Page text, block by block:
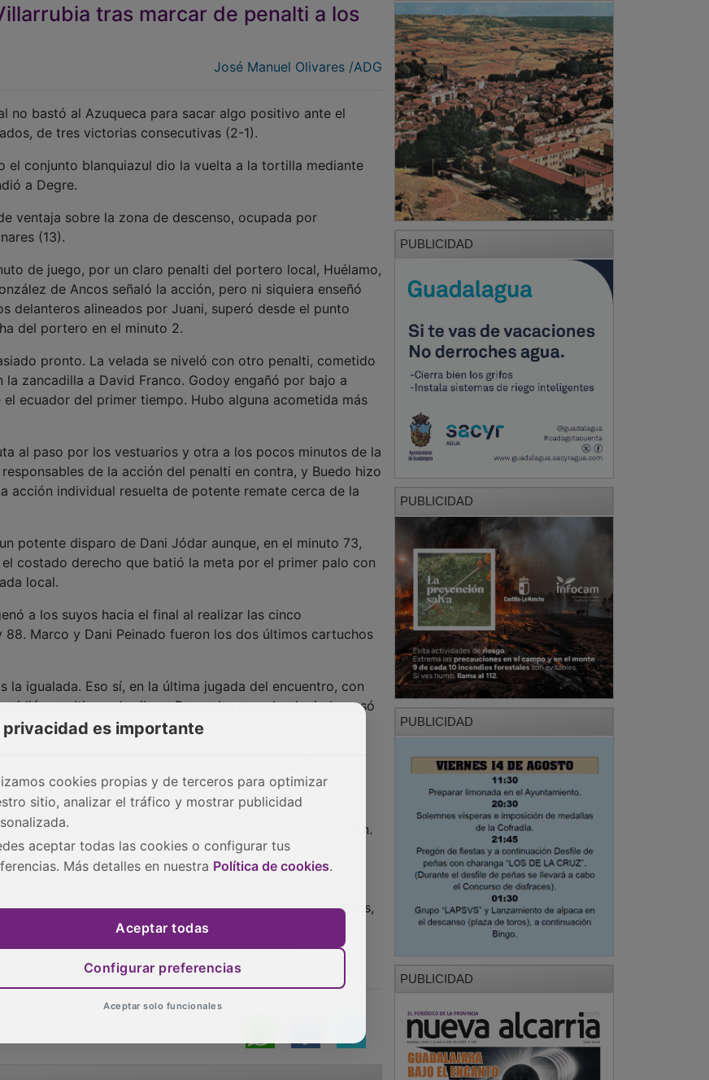
tras marcar de penalti a los
José Manuel Olivares /ADG
no bastó al Azuqueca para sacar algo positivo ante el
de tres victorias consecutivas (2-1).
el conjunto blanquiazul dio la vuelta a la tortilla mediante
a Degre.
ventaja sobre la zona de descenso, ocupada por
(13).
de juego, por un claro penalti del portero local, Huélamo,
de Ancos señaló la acción, pero ni siquiera enseñó
delanteros alineados por Juani, superó desde el punto
del portero en el minuto 2.
pronto. La velada se niveló con otro penalti, cometido
zancadilla a David Franco. Godoy engañó por bajo a
ecuador del primer tiempo. Hubo alguna acometida más
al paso por los vestuarios y otra a los pocos minutos de la
de la acción del penalti en contra, y Buedo hizo
acción individual resuelta de potente remate cerca de la
potente disparo de Dani Jódar aunque, en el minuto 73,
costado derecho que batió la meta por el primer palo con
local.
a los suyos hacia el final al realizar las cinco
Marco y Dani Peinado fueron los dos últimos cartuchos
igualada. Eso sí, en la última jugada del encuentro, con
penalti por derribo a Pancorbo que el colegiado pasó
domingo contra el Socuéllamos en San Miguel.
(Alonso, min. 88), Álex Díez, Dani Jódar; Fran Sabaté
(Nepo, min. 73), Christian; Dani Bermejo (Caballero, min.
min. 49), Mateo (Bruno, min. 46); Aitor Monroy
min. 76); Pancorbo y Róber.
tarjeta amarilla a Gastón, Julen Gutiérrez (suplente); Lucas,
Godoy, de penalti. 2-1. Min. 73. Fran Sabaté.
espectadores.
PUBLICIDAD
PUBLICIDAD
PUBLICIDAD
PUBLICIDAD
privacidad es importante
cookies propias y de terceros para optimizar
sitio, analizar el tráfico y mostrar publicidad
aceptar todas las cookies o configurar tus
Más detalles en nuestra Política de cookies.
Aceptar todas
Configurar preferencias
Aceptar solo funcionales